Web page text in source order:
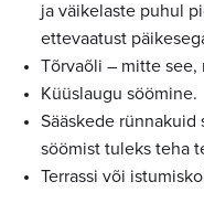
ja väikelaste puhul
ettevaatust
Tõrvaõli – mitte see,
Küüslaugu söömine.
Sääskede
söömist tuleks teha
Terrassi või